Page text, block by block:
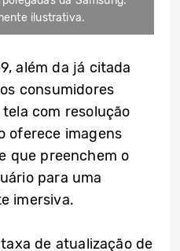
ilustrativa.
além da já citada
consumidores
com resolução
oferece imagens
que preenchem o
para uma
imersiva.
de atualização de